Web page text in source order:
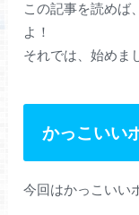
この記事を読めば
よ！
それでは、始めま
かっこいい
今回はかっこいい